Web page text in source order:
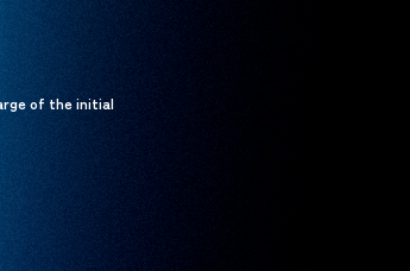
of the initial